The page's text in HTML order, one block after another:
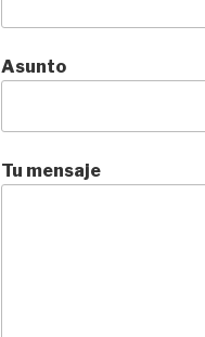
Asunto
Tu mensaje